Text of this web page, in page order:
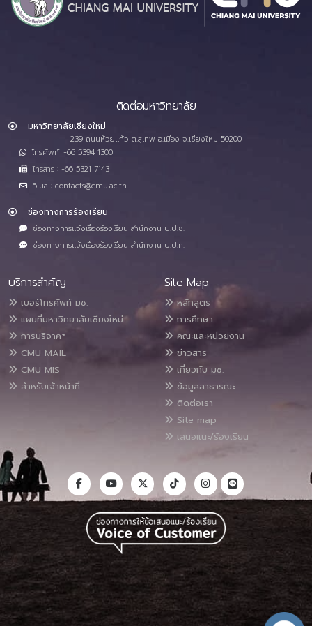
ติดต่อมหาวิทยาลัย
มหาวิทยาลัยเชียงใหม่
239 ถนนห้วยแก้ว ต.สุเทพ อ.เมือง จ.เชียงใหม่ 50200
โทรศัพท์ :+66 5394 1300
โทรสาร : +66 5321 7143
อีเมล : contacts@cmu.ac.th
ช่องทางการร้องเรียน
ช่องทางการแจ้งเรื่องร้องเรียน สำนักงาน ป.ป.ช.
ช่องทางการแจ้งเรื่องร้องเรียน สำนักงาน ป.ป.ท.
บริการสำคัญ
เบอร์โทรศัพท์ มช.
แผนที่มหาวิทยาลัยเชียงใหม่
การบริจาค*
CMU MAIL
CMU MIS
สำหรับเจ้าหน้าที่
Site Map
หลักสูตร
การศึกษา
คณะและหน่วยงาน
ข่าวสาร
เกี่ยวกับ มช.
ข้อมูลสาธารณะ
ติดต่อเรา
Site map
เสนอแนะ/ร้องเรียน